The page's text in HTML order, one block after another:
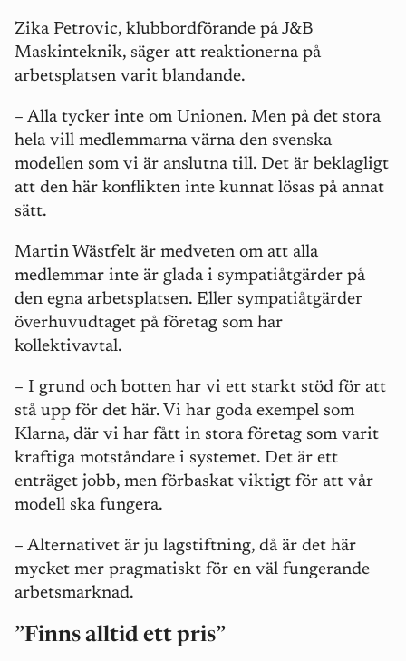
Zika Petrovic, klubbordförande på J&B
Maskinteknik, säger att reaktionerna på
arbetsplatsen varit blandande.
– Alla tycker inte om Unionen. Men på det stora
hela vill medlemmarna värna den svenska
modellen som vi är anslutna till. Det är beklagligt
att den här konflikten inte kunnat lösas på annat
sätt.
Martin Wästfelt är medveten om att alla
medlemmar inte är glada i sympatiåtgärder på
den egna arbetsplatsen. Eller sympatiåtgärder
överhuvudtaget på företag som har
kollektivavtal.
– I grund och botten har vi ett starkt stöd för att
stå upp för det här. Vi har goda exempel som
Klarna, där vi har fått in stora företag som varit
kraftiga motståndare i systemet. Det är ett
enträget jobb, men förbaskat viktigt för att vår
modell ska fungera.
– Alternativet är ju lagstiftning, då är det här
mycket mer pragmatiskt för en väl fungerande
arbetsmarknad.
”Finns alltid ett pris”